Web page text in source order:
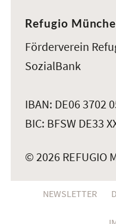
Refugio
Förderverein
SozialBank
IBAN: DE06 3702
BIC: BFSW DE33
© 2026 REFUGIO
NEWSLETTER